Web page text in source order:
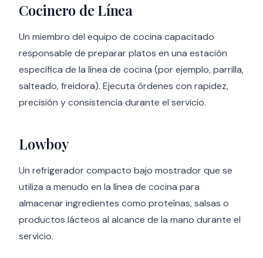
Cocinero de Línea
Un miembro del equipo de cocina capacitado
responsable de preparar platos en una estación
específica de la línea de cocina (por ejemplo, parrilla,
salteado, freidora). Ejecuta órdenes con rapidez,
precisión y consistencia durante el servicio.
Lowboy
Un refrigerador compacto bajo mostrador que se
utiliza a menudo en la línea de cocina para
almacenar ingredientes como proteínas, salsas o
productos lácteos al alcance de la mano durante el
servicio.